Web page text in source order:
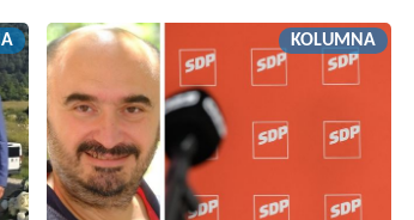
KOLUMNA